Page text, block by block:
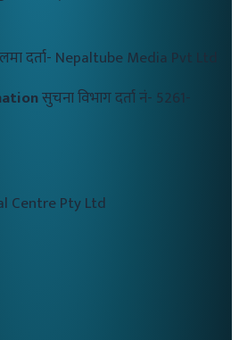
दर्ता- Nepaltube Media Pvt Ltd
सुचना विभाग दर्ता नं- 5261-
Centre Pty Ltd